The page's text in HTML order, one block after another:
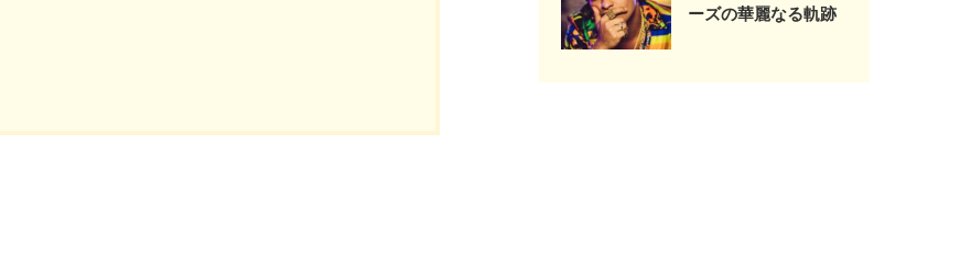
ーズの華麗なる軌跡